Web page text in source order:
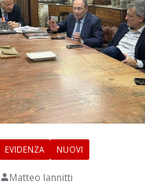
EVIDENZA NUOVI
Matteo Iannitti